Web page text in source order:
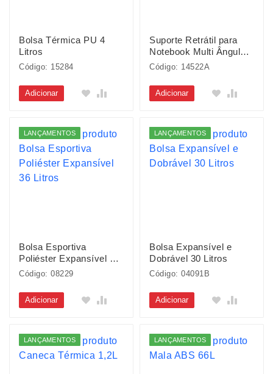
Bolsa Térmica PU 4
Litros
Código: 15284
Adicionar
Suporte Retrátil para
Notebook Multi Ângulos
Metal
Código: 14522A
Adicionar
LANÇAMENTOS
Bolsa Esportiva
Poliéster Expansível 36
Litros
Código: 08229
Adicionar
LANÇAMENTOS
Bolsa Expansível e
Dobrável 30 Litros
Código: 04091B
Adicionar
LANÇAMENTOS LANÇAMENTOS